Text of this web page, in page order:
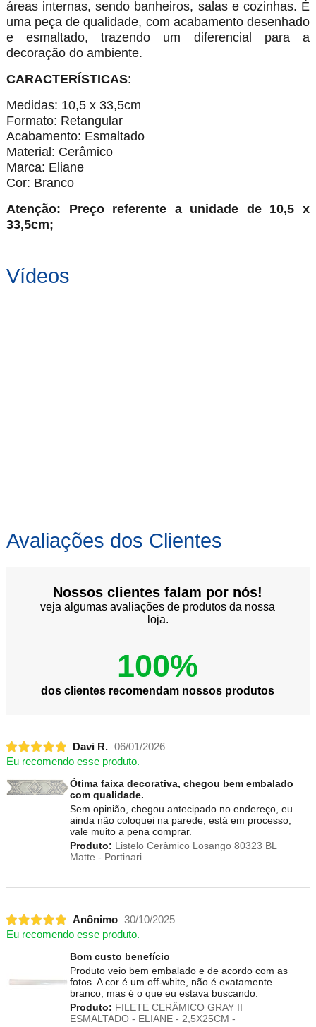
áreas internas, sendo banheiros, salas e cozinhas. É
uma peça de qualidade, com acabamento desenhado
e esmaltado, trazendo um diferencial para a
decoração do ambiente.
CARACTERÍSTICAS:
Medidas: 10,5 x 33,5cm
Formato: Retangular
Acabamento: Esmaltado
Material: Cerâmico
Marca: Eliane
Cor: Branco
Atenção: Preço referente a unidade de 10,5 x
33,5cm;
Vídeos
Avaliações dos Clientes
Nossos clientes falam por nós!
veja algumas avaliações de produtos da nossa
loja.
100%
dos clientes recomendam nossos produtos
Davi R. 06/01/2026
Eu recomendo esse produto.
Ótima faixa decorativa, chegou bem embalado
com qualidade.
Sem opinião, chegou antecipado no endereço, eu
ainda não coloquei na parede, está em processo,
vale muito a pena comprar.
Produto: Listelo Cerâmico Losango 80323 BL
Matte - Portinari
Anônimo 30/10/2025
Eu recomendo esse produto.
Bom custo benefício
Produto veio bem embalado e de acordo com as
fotos. A cor é um off-white, não é exatamente
branco, mas é o que eu estava buscando.
Produto: FILETE CERÂMICO GRAY II
ESMALTADO - ELIANE - 2,5X25CM -